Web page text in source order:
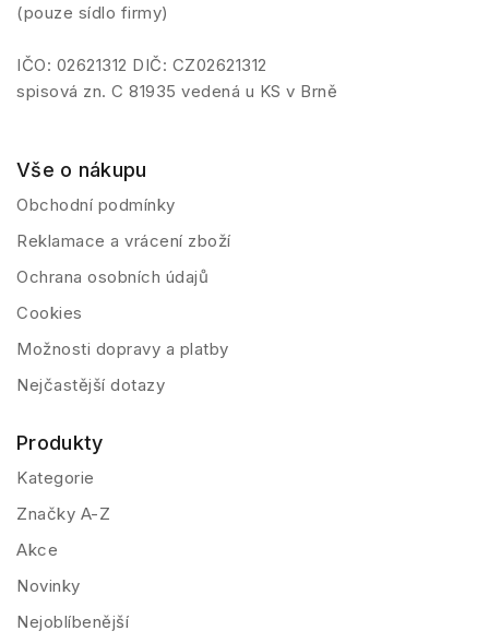
(pouze sídlo firmy)
IČO: 02621312 DIČ: CZ02621312
spisová zn. C 81935 vedená u KS v Brně
Vše o nákupu
Obchodní podmínky
Reklamace a vrácení zboží
Ochrana osobních údajů
Cookies
Možnosti dopravy a platby
Nejčastější dotazy
Produkty
Kategorie
Značky A-Z
Akce
Novinky
Nejoblíbenější